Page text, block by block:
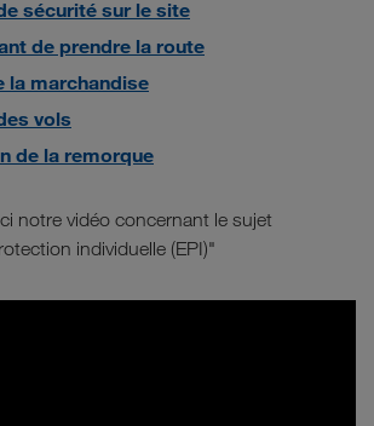
sécurité sur le site
de prendre la route
la marchandise
vols
de la remorque
notre vidéo concernant le sujet
individuelle (EPI)"